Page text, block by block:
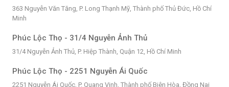
363 Nguyễn Văn Tăng, P. Long Thạnh Mỹ, Thành phố Thủ Đức, Hồ Chí
Minh
Phúc Lộc Thọ - 31/4 Nguyễn Ảnh Thủ
31/4 Nguyễn Ảnh Thủ, P. Hiệp Thành, Quận 12, Hồ Chí Minh
Phúc Lộc Thọ - 2251 Nguyễn Ái Quốc
2251 Nguyễn Ái Quốc, P. Quang Vinh, Thành phố Biên Hòa, Đồng Nai